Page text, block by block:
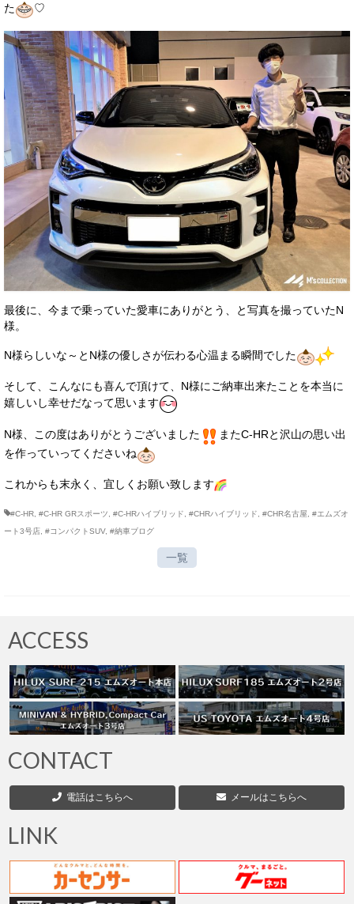
た
♡
最後に、今まで乗っていた愛車にありがとう、と写真を撮っていたN
様。
N様らしいな～とN様の優しさが伝わる心温まる瞬間でした
そして、こんなにも喜んで頂けて、N様にご納車出来たことを本当に
嬉しいし幸せだなって思います
N様、この度はありがとうございました
またC-HRと沢山の思い出
を作っていってくださいね
これからも末永く、宜しくお願い致します
#C-HR #C-HR GRスポーツ #C-HRハイブリッド #CHRハイブリッド #CHR名古屋
#エムズオ
ート3号店 #コンパクトSUV, #納車ブログ
一覧
ACCESS
CONTACT
電話はこちらへ メールはこちらへ
LINK